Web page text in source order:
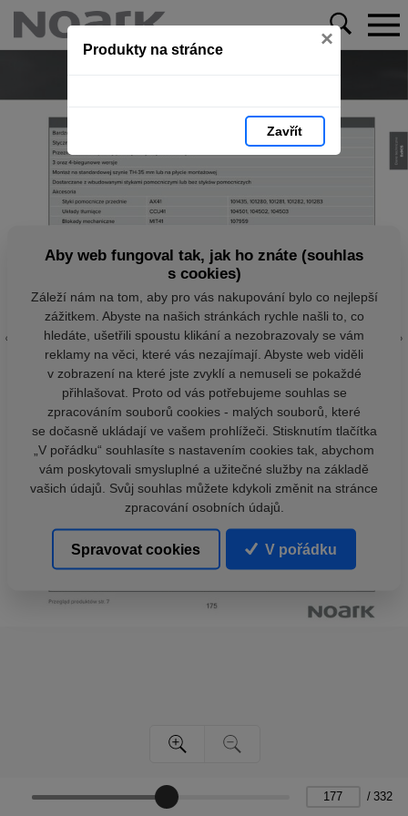
Produkty na stránce ×
Zavřít
/ 332
Aby web fungoval tak, jak ho znáte (souhlas
s cookies)
Záleží nám na tom, aby pro vás nakupování bylo co nejlepší
zážitkem. Abyste na našich stránkách rychle našli to, co
hledáte, ušetřili spoustu klikání a nezobrazovaly se vám
reklamy na věci, které vás nezajímají. Abyste web viděli
v zobrazení na které jste zvyklí a nemuseli se pokaždé
přihlašovat. Proto od vás potřebujeme souhlas se
zpracováním souborů cookies - malých souborů, které
se dočasně ukládají ve vašem prohlížeči. Stisknutím tlačítka
„V pořádku“ souhlasíte s nastavením cookies tak, abychom
vám poskytovali smysluplné a užitečné služby na základě
vašich údajů. Svůj souhlas můžete kdykoli změnit na stránce
zpracování osobních údajů.
Spravovat cookies V pořádku